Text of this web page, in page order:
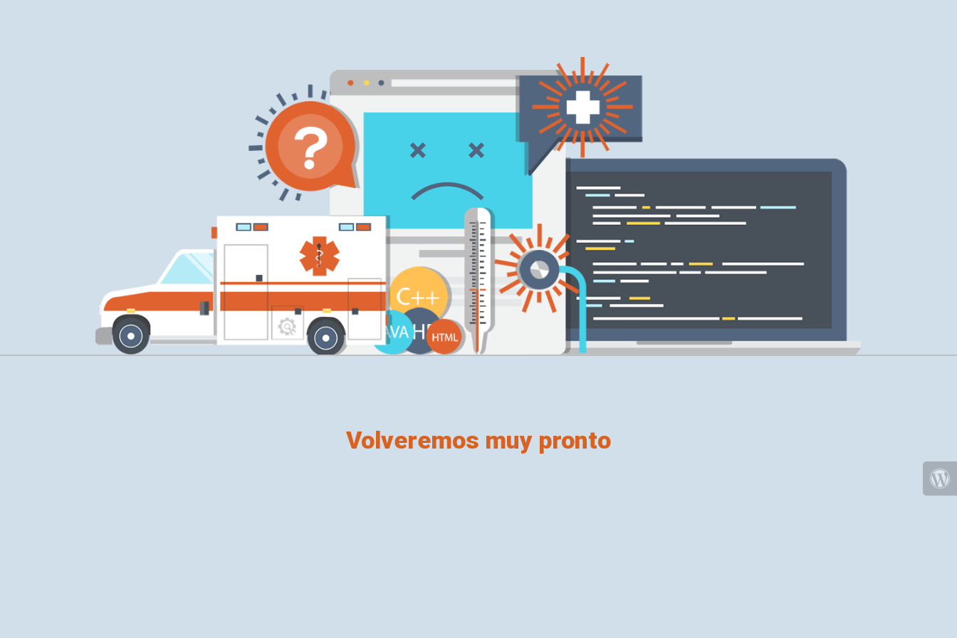
Volveremos muy pronto